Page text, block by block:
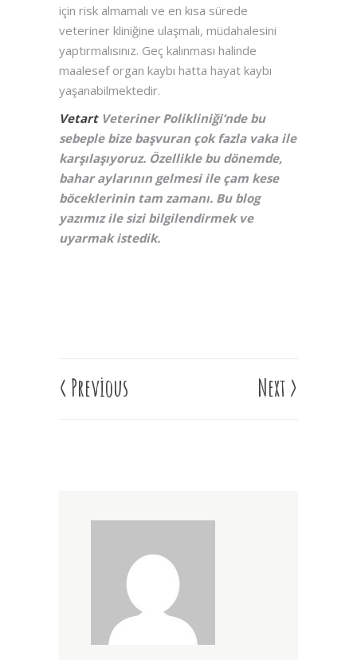
için risk almamalı ve en kısa sürede
veteriner kliniğine ulaşmalı, müdahalesini
yaptırmalısınız. Geç kalınması halinde
maalesef organ kaybı hatta hayat kaybı
yaşanabilmektedir.
VetartVeteriner Polikliniği’nde bu
sebeple bize başvuran çok fazla vaka ile
karşılaşıyoruz. Özellikle bu dönemde,
bahar aylarının gelmesi ile çam kese
böceklerinin tam zamanı. Bu blog
yazımız ile sizi bilgilendirmek ve
uyarmak istedik.
< Previous >
Next